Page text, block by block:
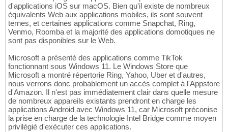
d'applications iOS sur macOS. Bien qu'il existe de nombreux
équivalents Web aux applications mobiles, ils sont souvent
ternes, et certaines applications comme Snapchat, Ring,
Venmo, Roomba et la majorité des applications domotiques ne
sont pas disponibles sur le Web.
Microsoft a présenté des applications comme TikTok
fonctionnant sous Windows 11. Le Windows Store que
Microsoft a montré répertorie Ring, Yahoo, Uber et d'autres,
nous verrons donc probablement un accès complet à l'Appstore
d'Amazon. Il n'est pas immédiatement clair dans quelle mesure
de nombreux appareils existants prendront en charge les
applications Android avec Windows 11, car Microsoft préconise
la prise en charge de la technologie Intel Bridge comme moyen
privilégié d'exécuter ces applications.